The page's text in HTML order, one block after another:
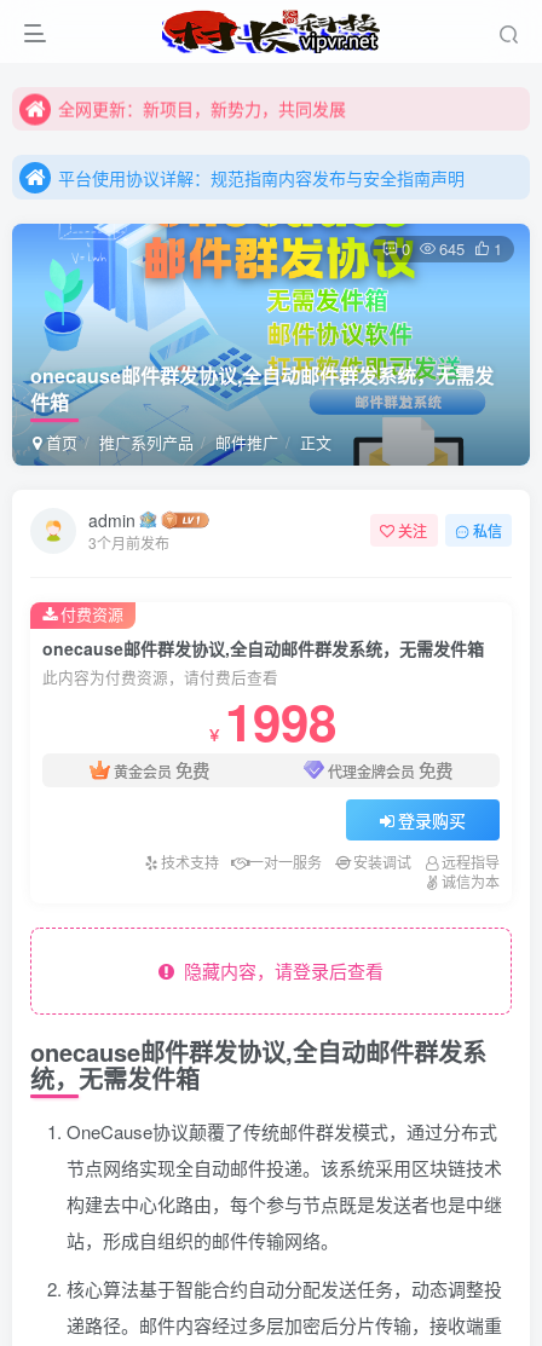
全网更新：新项目，新势力，共同发展
全网更新：新项目，新势力，共同发展
平台使用协议详解：规范指南内容发布与安全指南声明
onecause邮件群发协议,全自动邮件群发系统，无需发
件箱
首页 推广系列产品 邮件推广 正文
0 645 1
admin
3个月前发布
关注 私信
onecause邮件群发协议,全自动邮件群发系统，无需发件箱
此内容为付费资源，请付费后查看
￥ 1998
黄金会员 免费 代理金牌会员 免费
登录购买
技术支持 一对一服务 安装调试
远程指导
诚信为本
付费资源
隐藏内容，请登录后查看
onecause邮件群发协议,全自动邮件群发系
统，无需发件箱
OneCause协议颠覆了传统邮件群发模式，通过分布式
节点网络实现全自动邮件投递。该系统采用区块链技术
构建去中心化路由，每个参与节点既是发送者也是中继
站，形成自组织的邮件传输网络。
核心算法基于智能合约自动分配发送任务，动态调整投
递路径。邮件内容经过多层加密后分片传输，接收端重